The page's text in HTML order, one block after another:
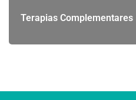
Terapias Complementares